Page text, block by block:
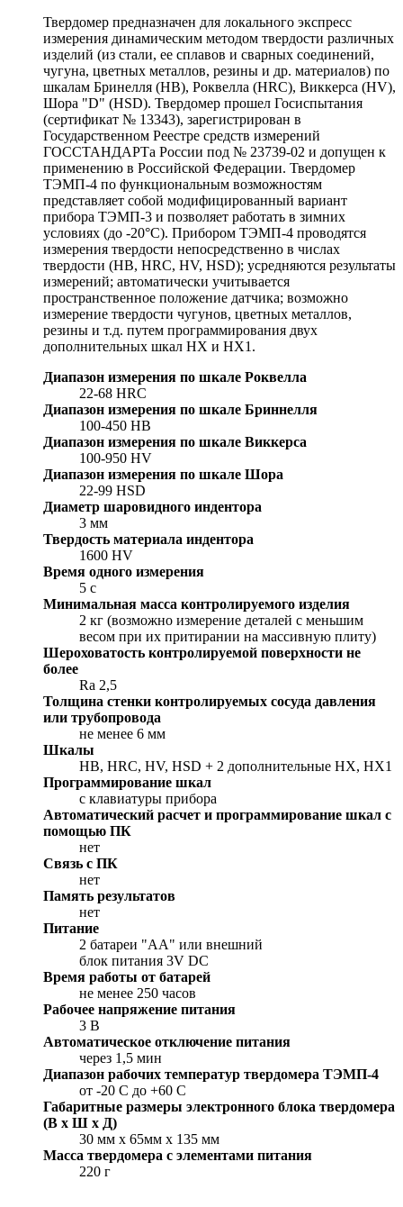
Твердомер предназначен для локального экспресс
измерения динамическим методом твердости различных
изделий (из стали, ее сплавов и сварных соединений,
чугуна, цветных металлов, резины и др. материалов) по
шкалам Бринелля (НВ), Роквелла (HRC), Виккерса (HV),
Шора "D" (HSD). Твердомер прошел Госиспытания
(сертификат № 13343), зарегистрирован в
Государственном Реестре средств измерений
ГОССТАНДАРТа России под № 23739-02 и допущен к
применению в Российской Федерации. Твердомер
ТЭМП-4 по функциональным возможностям
представляет собой модифицированный вариант
прибора ТЭМП-3 и позволяет работать в зимних
условиях (до -20°С). Прибором ТЭМП-4 проводятся
измерения твердости непосредственно в числах
твердости (НВ, HRC, HV, HSD); усредняются результаты
измерений; автоматически учитывается
пространственное положение датчика; возможно
измерение твердости чугунов, цветных металлов,
резины и т.д. путем программирования двух
дополнительных шкал НХ и НХ1.
Диапазон измерения по шкале Роквелла
22-68 HRC
Диапазон измерения по шкале Бриннелля
100-450 HB
Диапазон измерения по шкале Виккерса
100-950 HV
Диапазон измерения по шкале Шора
22-99 HSD
Диаметр шаровидного индентора
3 мм
Твердость материала индентора
1600 HV
Время одного измерения
5 с
Минимальная масса контролируемого изделия
2 кг (возможно измерение деталей с меньшим
весом при их притирании на массивную плиту)
Шероховатость контролируемой поверхности не
более
Ra 2,5
Толщина стенки контролируемых сосуда давления
или трубопровода
не менее 6 мм
Шкалы
HB, HRC, HV, HSD + 2 дополнительные HX, HX1
Программирование шкал
с клавиатуры прибора
Автоматический расчет и программирование шкал с
помощью ПК
нет
Связь с ПК
нет
Память результатов
нет
Питание
2 батареи "АА" или внешний
блок питания 3V DC
Время работы от батарей
не менее 250 часов
Рабочее напряжение питания
3 В
Автоматическое отключение питания
через 1,5 мин
Диапазон рабочих температур твердомера ТЭМП-4
от -20 C до +60 C
Габаритные размеры электронного блока твердомера
(В x Ш x Д)
30 мм x 65мм x 135 мм
Масса твердомера с элементами питания
220 г